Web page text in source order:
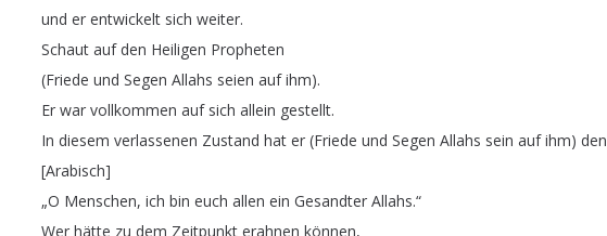
und er entwickelt sich weiter.
Schaut auf den Heiligen Propheten
(Friede und Segen Allahs seien auf ihm).
Er war vollkommen auf sich allein gestellt.
In diesem verlassenen Zustand hat er (Friede und Segen Allahs sein auf ihm) den
[Arabisch]
„O Menschen, ich bin euch allen ein Gesandter Allahs.“
Wer hätte zu dem Zeitpunkt erahnen können,